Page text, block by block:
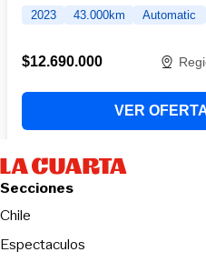
Secciones
Chile
Espectaculos